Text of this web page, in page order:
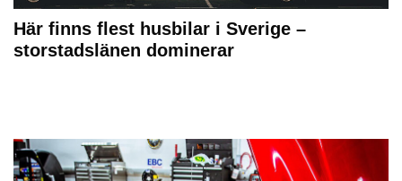
Här finns flest husbilar i Sverige –
storstadslänen dominerar